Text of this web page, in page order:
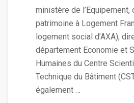
ministère de l’Equipement,
patrimoine à Logement
logement social d’AXA),
département Economie et
Humaines du Centre
Technique du Bâtiment
également …